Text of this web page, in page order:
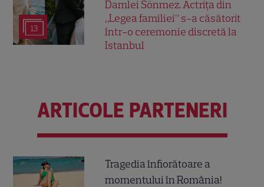
13
Damlei Sönmez. Actrița din
„Legea familiei” s-a căsătorit
într-o ceremonie discretă la
Istanbul
ARTICOLE PARTENERI
Tragedia înfiorătoare a
momentului în România!